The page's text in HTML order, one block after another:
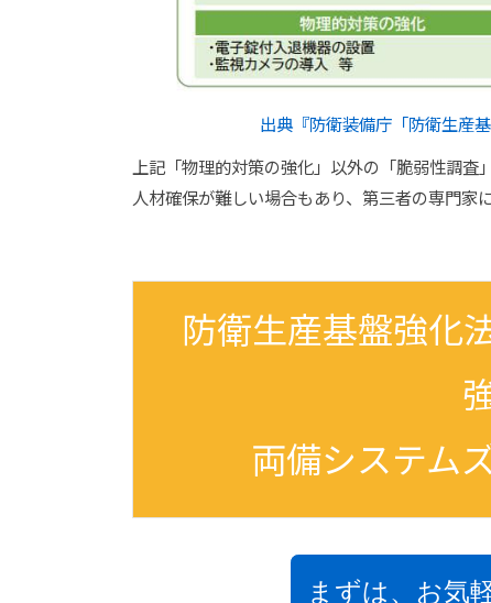
出典『防衛装備庁「防衛生産
上記「物理的対策の強化」以外の「脆弱性調
人材確保が難しい場合もあり、第三者の専門家
防衛生産基盤強化
両備システム
まずは、お気